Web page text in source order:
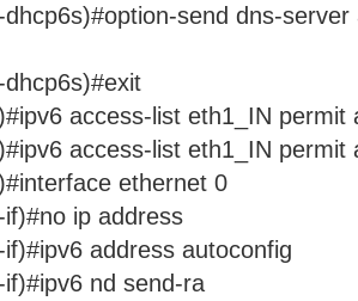
send dns-
access-list eth1_IN permit
access-list eth1_IN permit
ethernet 0
ip address
address autoconfig
nd send-ra